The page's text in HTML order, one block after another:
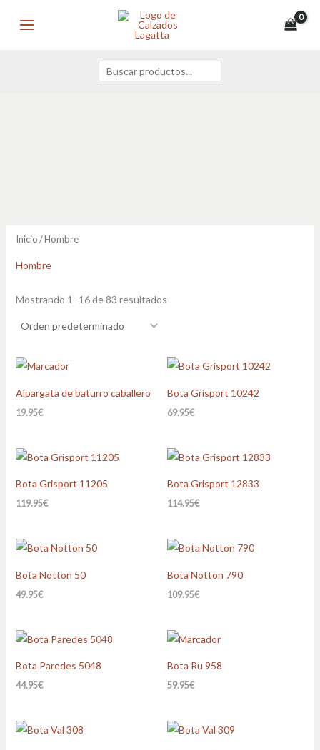
Buscar
Inicio/ Hombre
Hombre
Mostrando 1–16 de 83 resultados
Alpargata de baturro caballero
19.95€
Bota Grisport 10242
69.95€
Bota Grisport 11205
119.95€
Bota Grisport 12833
114.95€
Bota Notton 50
49.95€
Bota Notton 790
109.95€
Bota Paredes 5048
44.95€
Bota Ru 958
59.95€